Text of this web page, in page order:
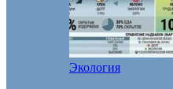
Экология